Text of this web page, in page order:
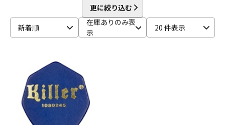
ドラム
更に絞り込む
新着順
在庫ありのみ表
示
20 件表示